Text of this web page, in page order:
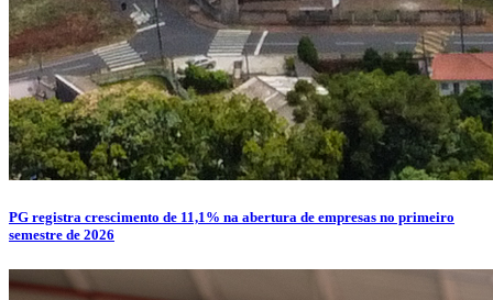
PG registra crescimento de 11,1% na abertura de empresas no primeiro
semestre de 2026